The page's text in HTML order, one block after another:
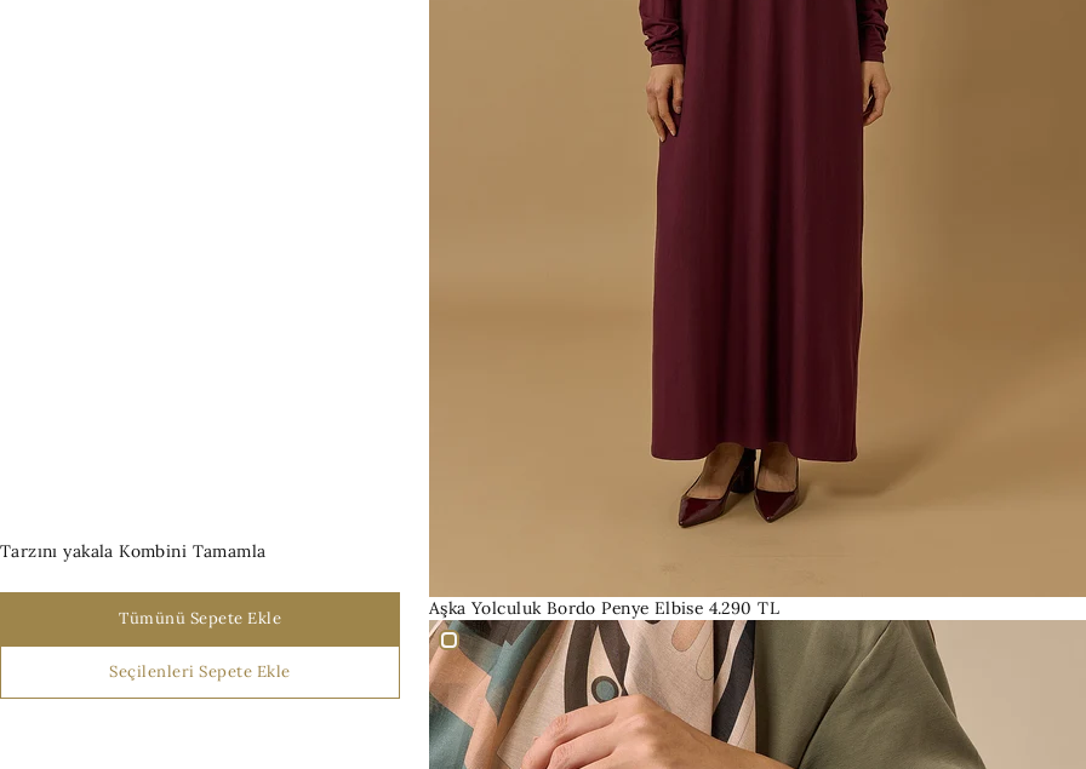
Tarzını yakalaKombini Tamamla
Stokta Yok
Aşka Yolculuk Bordo Penye Elbise 4.290 TL
Tümünü Sepete Ekle
Seçilenleri Sepete Ekle